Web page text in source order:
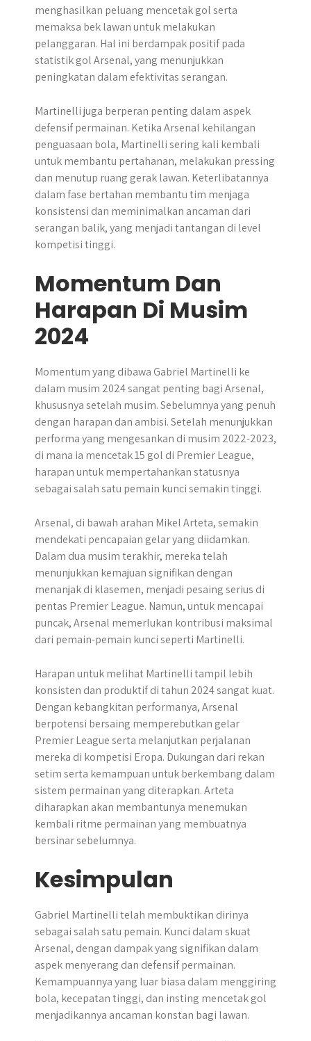
menghasilkan peluang mencetak gol serta
memaksa bek lawan untuk melakukan
pelanggaran. Hal ini berdampak positif pada
statistik gol Arsenal, yang menunjukkan
peningkatan dalam efektivitas serangan.
Martinelli juga berperan penting dalam aspek
defensif permainan. Ketika Arsenal kehilangan
penguasaan bola, Martinelli sering kali kembali
untuk membantu pertahanan, melakukan pressing
dan menutup ruang gerak lawan. Keterlibatannya
dalam fase bertahan membantu tim menjaga
konsistensi dan meminimalkan ancaman dari
serangan balik, yang menjadi tantangan di level
kompetisi tinggi.
Momentum Dan
Harapan Di Musim
2024
Momentum yang dibawa Gabriel Martinelli ke
dalam musim 2024 sangat penting bagi Arsenal,
khususnya setelah musim. Sebelumnya yang penuh
dengan harapan dan ambisi. Setelah menunjukkan
performa yang mengesankan di musim 2022-2023,
di mana ia mencetak 15 gol di Premier League,
harapan untuk mempertahankan statusnya
sebagai salah satu pemain kunci semakin tinggi.
Arsenal, di bawah arahan Mikel Arteta, semakin
mendekati pencapaian gelar yang diidamkan.
Dalam dua musim terakhir, mereka telah
menunjukkan kemajuan signifikan dengan
menanjak di klasemen, menjadi pesaing serius di
pentas Premier League. Namun, untuk mencapai
puncak, Arsenal memerlukan kontribusi maksimal
dari pemain-pemain kunci seperti Martinelli.
Harapan untuk melihat Martinelli tampil lebih
konsisten dan produktif di tahun 2024 sangat kuat.
Dengan kebangkitan performanya, Arsenal
berpotensi bersaing memperebutkan gelar
Premier League serta melanjutkan perjalanan
mereka di kompetisi Eropa. Dukungan dari rekan
setim serta kemampuan untuk berkembang dalam
sistem permainan yang diterapkan. Arteta
diharapkan akan membantunya menemukan
kembali ritme permainan yang membuatnya
bersinar sebelumnya.
Kesimpulan
Gabriel Martinelli telah membuktikan dirinya
sebagai salah satu pemain. Kunci dalam skuat
Arsenal, dengan dampak yang signifikan dalam
aspek menyerang dan defensif permainan.
Kemampuannya yang luar biasa dalam menggiring
bola, kecepatan tinggi, dan insting mencetak gol
menjadikannya ancaman konstan bagi lawan.